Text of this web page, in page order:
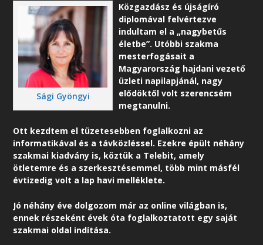
Sági Gyöngyi
Közgazdász és újságíró
diplomával felvértezve
indultam el a „nagybetűs
életbe”. Utóbbi szakma
mesterfogásait a
Magyarország hajdani vezető
üzleti napilapjánál, nagy
elődöktől volt szerencsém
megtanulni.
Ott kezdtem el tüzetesebben foglalkozni az
informatikával és a távközléssel. Ezekre épült néhány
szakmai kiadvány is, köztük a Telebit, amely
ötletemre és a szerkesztésemmel, több mint másfél
évtizedig volt a lap havi melléklete.
Jó néhány éve dolgozom már az online világban is,
ennek részeként évek óta foglalkoztatott egy saját
szakmai oldal indítása.